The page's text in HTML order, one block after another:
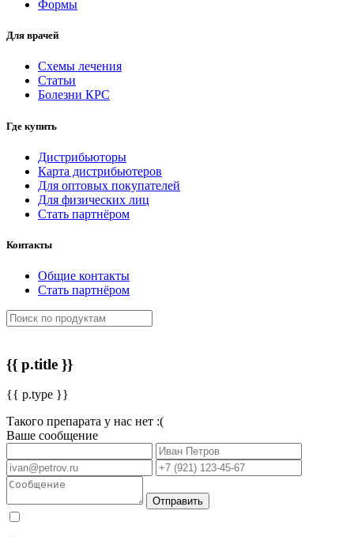
Формы
Для врачей
Схемы лечения
Статьи
Болезни КРС
Где купить
Дистрибьюторы
Карта дистрибьютеров
Для оптовых покупателей
Для физических лиц
Стать партнёром
Контакты
Общие контакты
Стать партнёром
{{ p.title }}
{{ p.type }}
Такого препарата у нас нет :(
Ваше сообщение
Отправить